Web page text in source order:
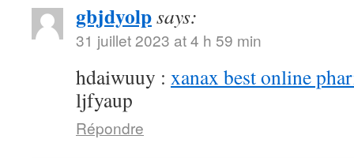
gbjdyolpsays:
31 juillet 2023 at 4 h 59 min
hdaiwuuy : xanax best online
ljfyaup
Répondre